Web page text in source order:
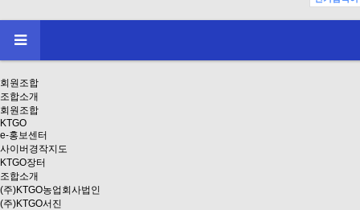
회원조합
조합소개
회원조합
KTGO
e-홍보센터
사이버경작지도
KTGO장터
조합소개
(주)KTGO농업회사법인
(주)KTGO서진